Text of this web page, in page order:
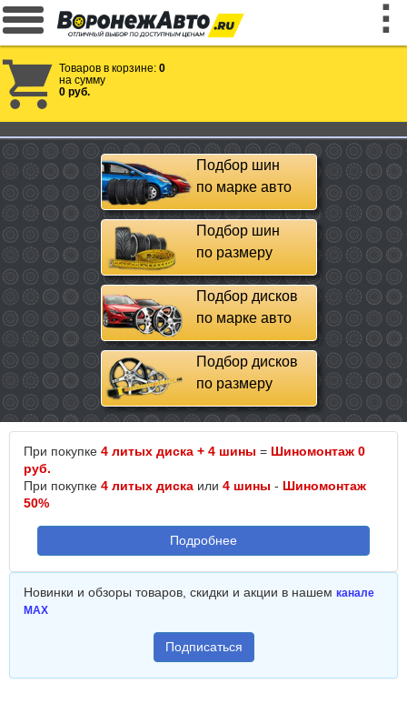
Товаров в корзине: 0
на сумму
0 руб.
Подбор шин
по марке авто
Подбор шин
по размеру
Подбор дисков
по марке авто
Подбор дисков
по размеру
При покупке 4 литых диска + 4 шины = Шиномонтаж 0
руб.
При покупке 4 литых диска или 4 шины - Шиномонтаж
50%
Подробнее
Новинки и обзоры товаров, скидки и акции в нашем канале
MAX
Подписаться